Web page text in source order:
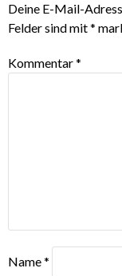
Deine E-Mail-
Felder sind mit*
Kommentar*
Name*